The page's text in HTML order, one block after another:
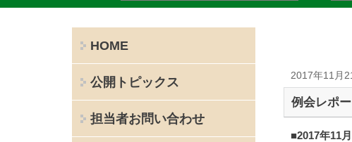
2017年11月
例会レポ
■2017年11
HOME
公開トピックス
担当者お問い合わせ